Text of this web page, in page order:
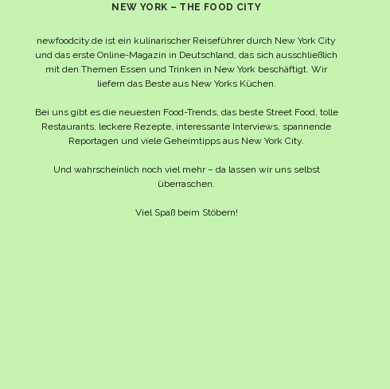
NEW YORK – THE FOOD CITY
newfoodcity.de ist ein kulinarischer Reiseführer durch New York City
und das erste Online-Magazin in Deutschland, das sich ausschließlich
mit den Themen Essen und Trinken in New York beschäftigt. Wir
liefern das Beste aus New Yorks Küchen.
Bei uns gibt es die neuesten Food-Trends, das beste Street Food, tolle
Restaurants, leckere Rezepte, interessante Interviews, spannende
Reportagen und viele Geheimtipps aus New York City.
Und wahrscheinlich noch viel mehr – da lassen wir uns selbst
überraschen.
Viel Spaß beim Stöbern!